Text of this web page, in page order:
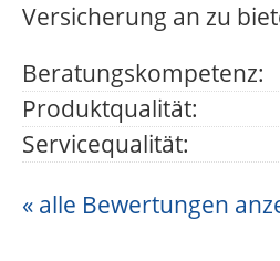
Versicherung an zu
Beratungskompetenz:
Produktqualität:
Servicequalität:
« alle Bewertungen